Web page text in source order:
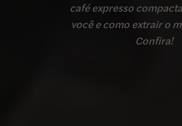
café expresso
você e como extrair o
Confira!